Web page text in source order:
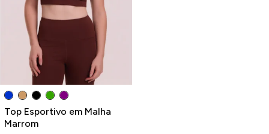
Top Esportivo em Malha
Marrom